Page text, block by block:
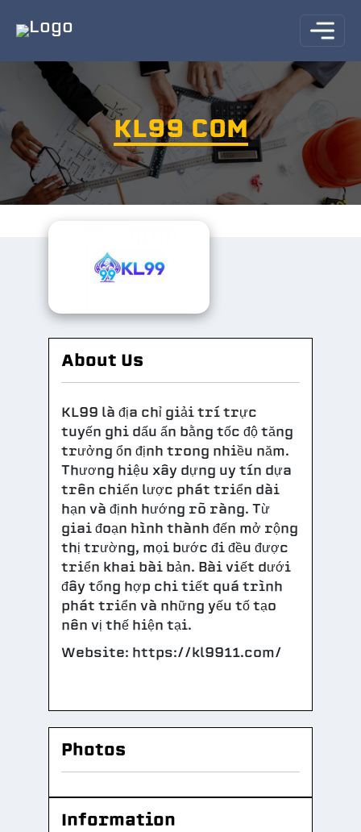
KL99 COM
About Us
KL99 là địa chỉ giải trí trực
tuyến ghi dấu ấn bằng tốc độ tăng
trưởng ổn định trong nhiều năm.
Thương hiệu xây dựng uy tín dựa
trên chiến lược phát triển dài
hạn và định hướng rõ ràng. Từ
giai đoạn hình thành đến mở rộng
thị trường, mọi bước đi đều được
triển khai bài bản. Bài viết dưới
đây tổng hợp chi tiết quá trình
phát triển và những yếu tố tạo
nên vị thế hiện tại.
Website: https://kl9911.com/
Photos
Information